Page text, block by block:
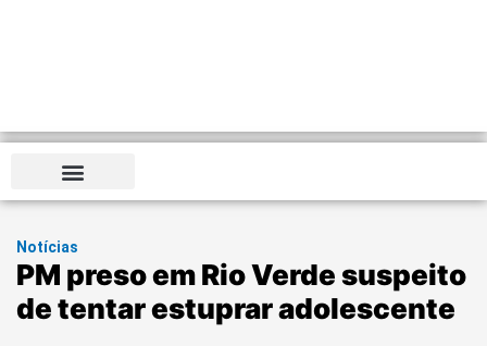
Notícias
PM preso em Rio Verde suspeito
de tentar estuprar adolescente